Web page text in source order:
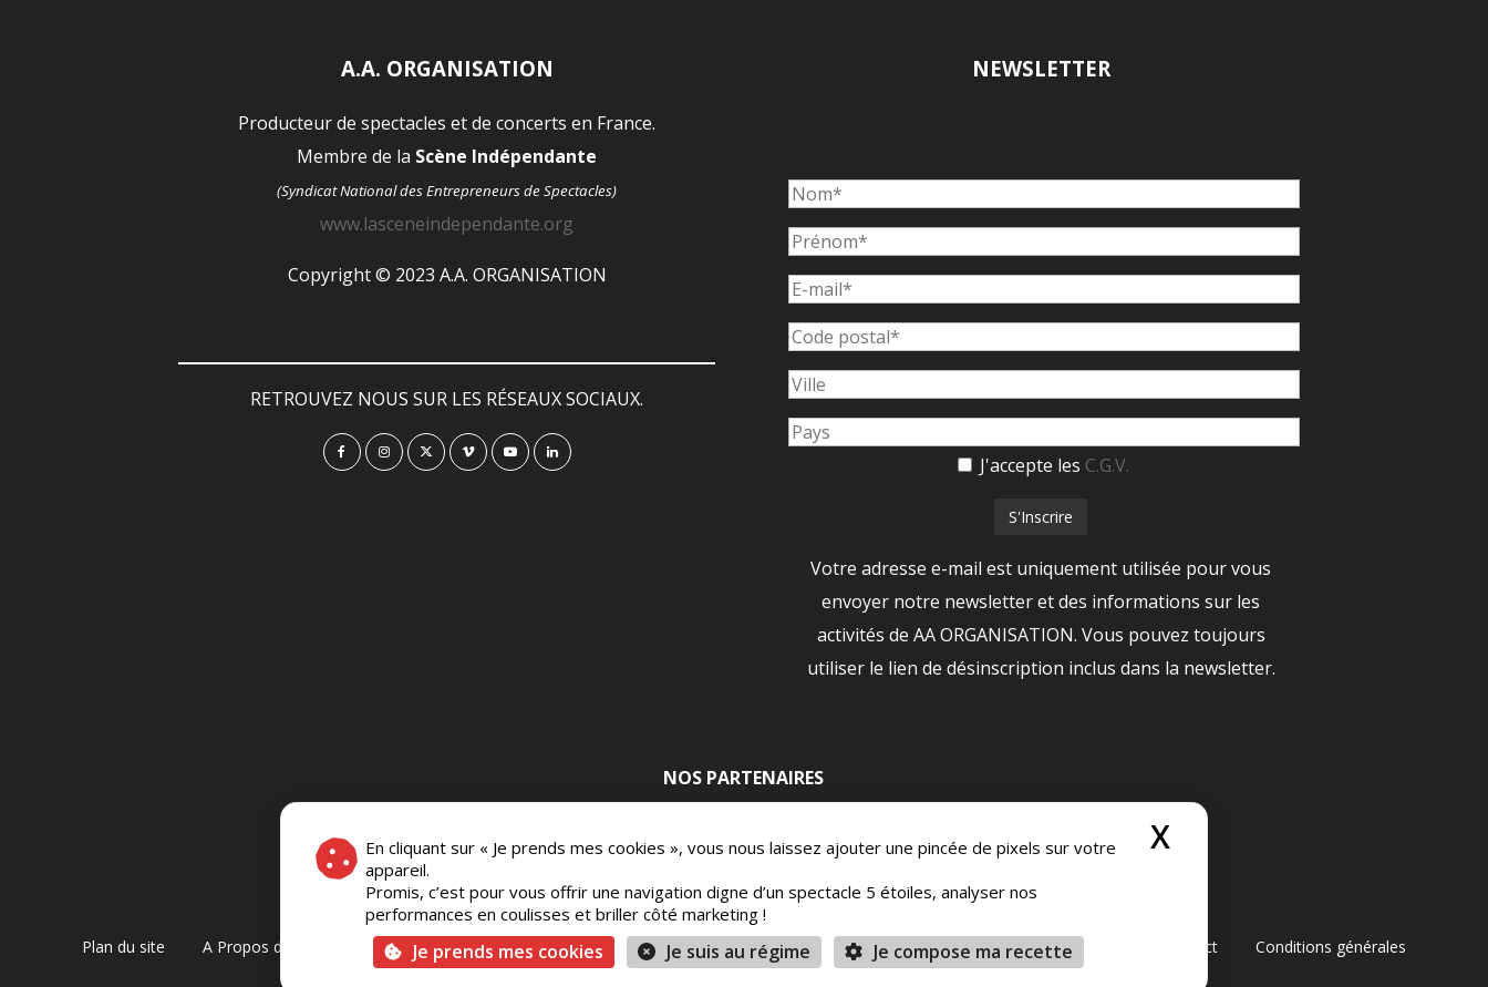
En cliquant sur « Je prends mes cookies », vous nous laissez ajouter une pincée de pixels sur votre
appareil.
Promis, c’est pour vous offrir une navigation digne d’un spectacle 5 étoiles, analyser nos
performances en coulisses et briller côté marketing !
Je prends mes cookies Je suis au régime Je compose ma recette
X
A.A. ORGANISATION
Producteur de spectacles et de concerts en France.
Membre de la Scène Indépendante
(Syndicat National des Entrepreneurs de Spectacles)
www.lasceneindependante.org
Copyright © 2023 A.A. ORGANISATION
RETROUVEZ NOUS SUR LES RÉSEAUX SOCIAUX.
NEWSLETTER
J'accepte les C.G.V.
Votre adresse e-mail est uniquement utilisée pour vous
envoyer notre newsletter et des informations sur les
activités de AA ORGANISATION. Vous pouvez toujours
utiliser le lien de désinscription inclus dans la newsletter.
NOS PARTENAIRES
Plan du site A Propos de Nous Foire Aux Questions Mentions légales Vie Privée Conditions générales de vente Contact Conditions générales